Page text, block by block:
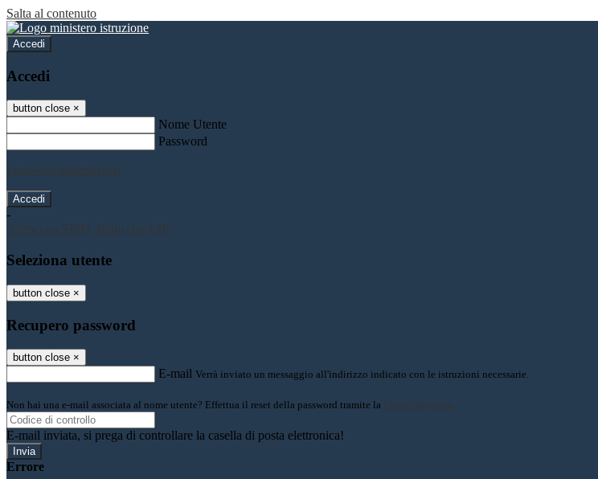
Salta al contenuto
Accedi
Accedi
button close ×
Nome Utente
Password
Password dimenticata?
-
Entra con SPID
Entra con CIE
Seleziona utente
button close ×
Recupero password
button close ×
E-mail Verrà inviato un messaggio all'indirizzo indicato con le istruzioni necessarie.
Non hai una e-mail associata al nome utente? Effettua il reset della password tramite la Login Spaggiari
E-mail inviata, si prega di controllare la casella di posta elettronica!
Errore